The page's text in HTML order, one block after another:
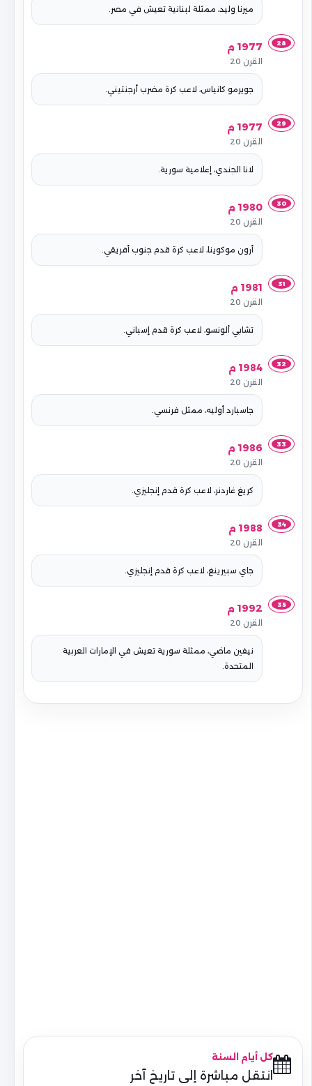
ميرنا وليد، ممثلة لبنانية تعيش في مصر.
28 1977 م
القرن 20
جويرمو كانياس، لاعب كرة مضرب أرجنتيني.
29 1977 م
القرن 20
لانا الجندي، إعلامية سورية.
30 1980 م
القرن 20
أرون موكوينا، لاعب كرة قدم جنوب أفريقي.
31 1981 م
القرن 20
تشابي ألونسو، لاعب كرة قدم إسباني.
32 1984 م
القرن 20
جاسبارد أوليه، ممثل فرنسي.
33 1986 م
القرن 20
كريغ غاردنر، لاعب كرة قدم إنجليزي.
34 1988 م
القرن 20
جاي سبيرينغ، لاعب كرة قدم إنجليزي.
35 1992 م
القرن 20
نيفين ماضي، ممثلة سورية تعيش في الإمارات العربية
المتحدة.
كل أيام السنة
انتقل مباشرة إلى تاريخ آخر